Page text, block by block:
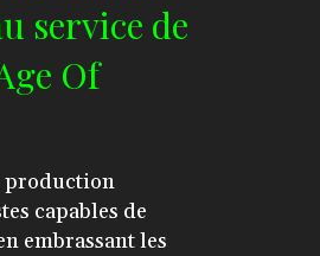
service de
Of
capables de
embrassant les